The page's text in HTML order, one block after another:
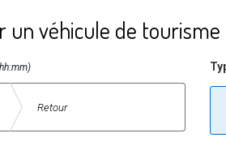
un véhicule de tourisme